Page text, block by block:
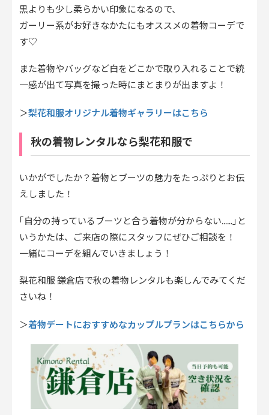
黒よりも少し柔らかい印象になるので、
ガーリー系がお好きなかたにもオススメの着物コーデで
す♡
また着物やバッグなど白をどこかで取り入れることで統
一感が出て写真を撮った時にまとまりが出ますよ！
＞梨花和服オリジナル着物ギャラリーはこちら
秋の着物レンタルなら梨花和服で
いかがでしたか？着物とブーツの魅力をたっぷりとお伝
えしました！
｢自分の持っているブーツと合う着物が分からない……｣と
いうかたは、ご来店の際にスタッフにぜひご相談を！
一緒にコーデを組んでいきましょう！
梨花和服 鎌倉店で秋の着物レンタルも楽しんでみてくだ
さいね！
＞着物デートにおすすめなカップルプランはこちらから